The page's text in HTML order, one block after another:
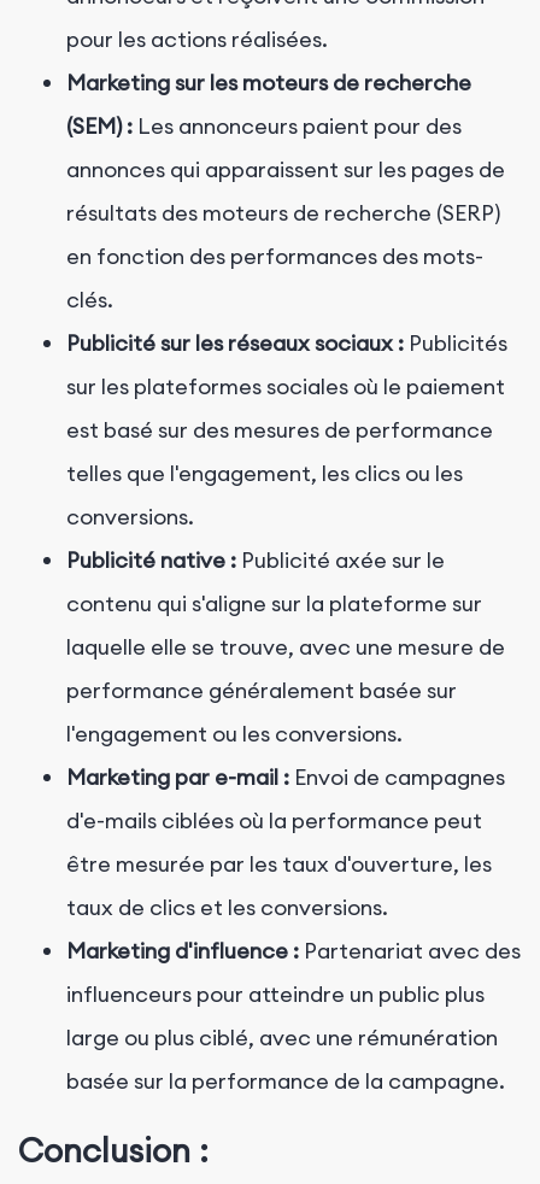
pour les actions réalisées.
Marketing sur les moteurs de recherche
(SEM) : Les annonceurs paient pour des
annonces qui apparaissent sur les pages de
résultats des moteurs de recherche (SERP)
en fonction des performances des mots-
clés.
Publicité sur les réseaux sociaux : Publicités
sur les plateformes sociales où le paiement
est basé sur des mesures de performance
telles que l'engagement, les clics ou les
conversions.
Publicité native : Publicité axée sur le
contenu qui s'aligne sur la plateforme sur
laquelle elle se trouve, avec une mesure de
performance généralement basée sur
l'engagement ou les conversions.
Marketing par e-mail : Envoi de campagnes
d'e-mails ciblées où la performance peut
être mesurée par les taux d'ouverture, les
taux de clics et les conversions.
Marketing d'influence : Partenariat avec des
influenceurs pour atteindre un public plus
large ou plus ciblé, avec une rémunération
basée sur la performance de la campagne.
Conclusion :